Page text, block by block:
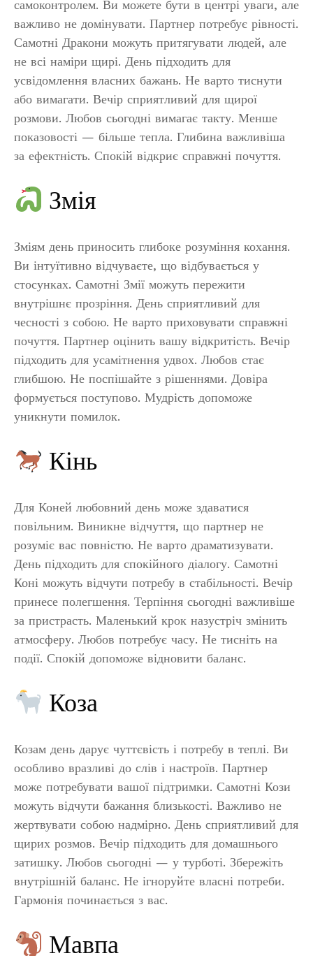
самоконтролем. Ви можете бути в центрі уваги, але
важливо не домінувати. Партнер потребує рівності.
Самотні Дракони можуть притягувати людей, але
не всі наміри щирі. День підходить для
усвідомлення власних бажань. Не варто тиснути
або вимагати. Вечір сприятливий для щирої
розмови. Любов сьогодні вимагає такту. Менше
показовості — більше тепла. Глибина важливіша
за ефектність. Спокій відкриє справжні почуття.
Змія
Зміям день приносить глибоке розуміння кохання.
Ви інтуїтивно відчуваєте, що відбувається у
стосунках. Самотні Змії можуть пережити
внутрішнє прозріння. День сприятливий для
чесності з собою. Не варто приховувати справжні
почуття. Партнер оцінить вашу відкритість. Вечір
підходить для усамітнення удвох. Любов стає
глибшою. Не поспішайте з рішеннями. Довіра
формується поступово. Мудрість допоможе
уникнути помилок.
Кінь
Для Коней любовний день може здаватися
повільним. Виникне відчуття, що партнер не
розуміє вас повністю. Не варто драматизувати.
День підходить для спокійного діалогу. Самотні
Коні можуть відчути потребу в стабільності. Вечір
принесе полегшення. Терпіння сьогодні важливіше
за пристрасть. Маленький крок назустріч змінить
атмосферу. Любов потребує часу. Не тисніть на
події. Спокій допоможе відновити баланс.
Коза
Козам день дарує чуттєвість і потребу в теплі. Ви
особливо вразливі до слів і настроїв. Партнер
може потребувати вашої підтримки. Самотні Кози
можуть відчути бажання близькості. Важливо не
жертвувати собою надмірно. День сприятливий для
щирих розмов. Вечір підходить для домашнього
затишку. Любов сьогодні — у турботі. Збережіть
внутрішній баланс. Не ігноруйте власні потреби.
Гармонія починається з вас.
Мавпа